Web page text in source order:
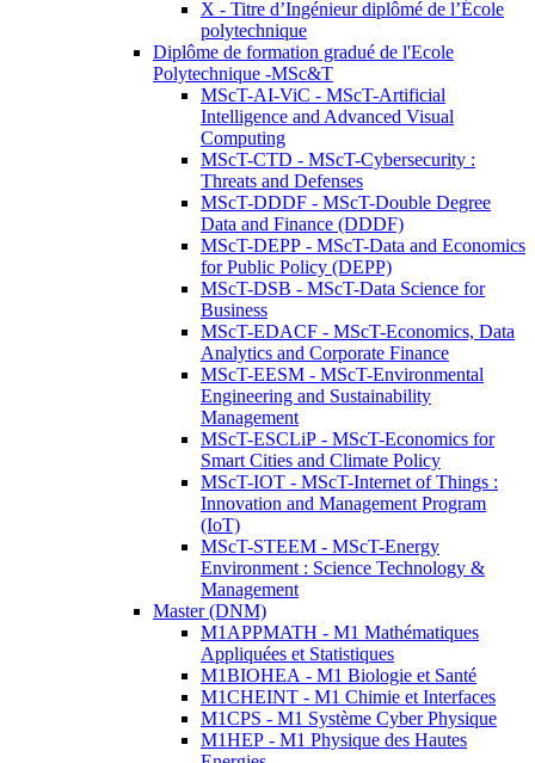
X - Titre d’Ingénieur diplômé de l’École
polytechnique
Diplôme de formation gradué de l'Ecole
Polytechnique -MSc&T
MScT-AI-ViC - MScT-Artificial
Intelligence and Advanced Visual
Computing
MScT-CTD - MScT-Cybersecurity :
Threats and Defenses
MScT-DDDF - MScT-Double Degree
Data and Finance (DDDF)
MScT-DEPP - MScT-Data and Economics
for Public Policy (DEPP)
MScT-DSB - MScT-Data Science for
Business
MScT-EDACF - MScT-Economics, Data
Analytics and Corporate Finance
MScT-EESM - MScT-Environmental
Engineering and Sustainability
Management
MScT-ESCLiP - MScT-Economics for
Smart Cities and Climate Policy
MScT-IOT - MScT-Internet of Things :
Innovation and Management Program
(IoT)
MScT-STEEM - MScT-Energy
Environment : Science Technology &
Management
Master (DNM)
M1APPMATH - M1 Mathématiques
Appliquées et Statistiques
M1BIOHEA - M1 Biologie et Santé
M1CHEINT - M1 Chimie et Interfaces
M1CPS - M1 Système Cyber Physique
M1HEP - M1 Physique des Hautes